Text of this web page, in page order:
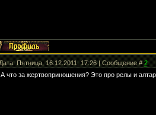
Пятница, 16.12.2011, 17:26 | Сообщение #2
А что за жертвоприношения? Это про релы и